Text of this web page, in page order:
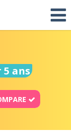
5 ans